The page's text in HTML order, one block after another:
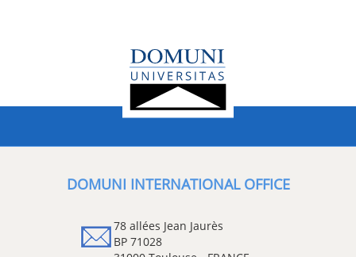
DOMUNI INTERNATIONAL OFFICE
78 allées Jean Jaurès
BP 71028